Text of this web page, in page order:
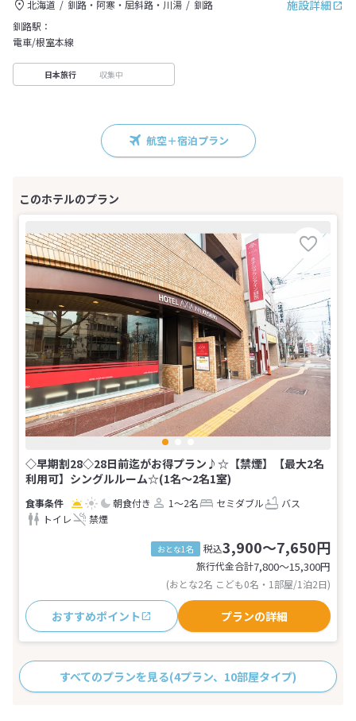
施設詳細
北海道 釧路・阿寒・屈斜路・川湯
釧路
釧路駅：
電車/根室本線
日本旅行 収集中
航空＋宿泊プラン
◇早期割28◇28日前迄がお得プラン♪☆【禁煙】【最大2名
利用可】シングルルーム☆(1名～2名1室)
朝食付き 1～2名 セミダブル
バス
トイレ
禁煙
おとな1名 税込3,900～7,650円
旅行代金合計7,800〜15,300円
(おとな2名 こども0名・1部屋/1泊2日)
おすすめポイント プランの詳細
すべてのプランを見る(4プラン、10部屋タイプ)